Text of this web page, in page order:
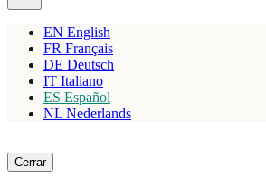
EN English
FR Français
DE Deutsch
IT Italiano
ES Español
NL Nederlands
Cerrar